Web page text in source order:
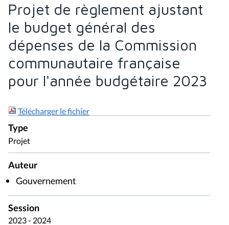
Projet de règlement ajustant
le budget général des
dépenses de la Commission
communautaire française
pour l'année budgétaire 2023
Télécharger le fichier
Type
Projet
Auteur
Gouvernement
Session
2023 - 2024